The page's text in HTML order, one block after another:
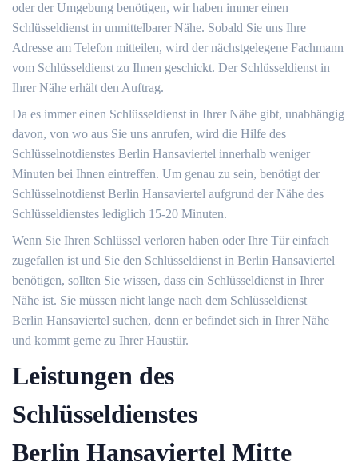
oder der Umgebung benötigen, wir haben immer einen
Schlüsseldienst in unmittelbarer Nähe. Sobald Sie uns Ihre
Adresse am Telefon mitteilen, wird der nächstgelegene Fachmann
vom Schlüsseldienst zu Ihnen geschickt. Der Schlüsseldienst in
Ihrer Nähe erhält den Auftrag.
Da es immer einen Schlüsseldienst in Ihrer Nähe gibt, unabhängig
davon, von wo aus Sie uns anrufen, wird die Hilfe des
Schlüsselnotdienstes Berlin Hansaviertel innerhalb weniger
Minuten bei Ihnen eintreffen. Um genau zu sein, benötigt der
Schlüsselnotdienst Berlin Hansaviertel aufgrund der Nähe des
Schlüsseldienstes lediglich 15-20 Minuten.
Wenn Sie Ihren Schlüssel verloren haben oder Ihre Tür einfach
zugefallen ist und Sie den Schlüsseldienst in Berlin Hansaviertel
benötigen, sollten Sie wissen, dass ein Schlüsseldienst in Ihrer
Nähe ist. Sie müssen nicht lange nach dem Schlüsseldienst
Berlin Hansaviertel suchen, denn er befindet sich in Ihrer Nähe
und kommt gerne zu Ihrer Haustür.
Leistungen des
Schlüsseldienstes
Berlin Hansaviertel Mitte